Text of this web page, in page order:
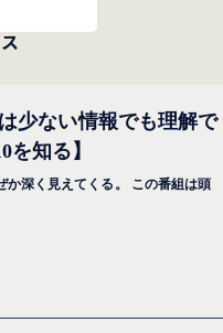
少ない情報でも理解で
知る】
か深く見えてくる。 この番組は頭